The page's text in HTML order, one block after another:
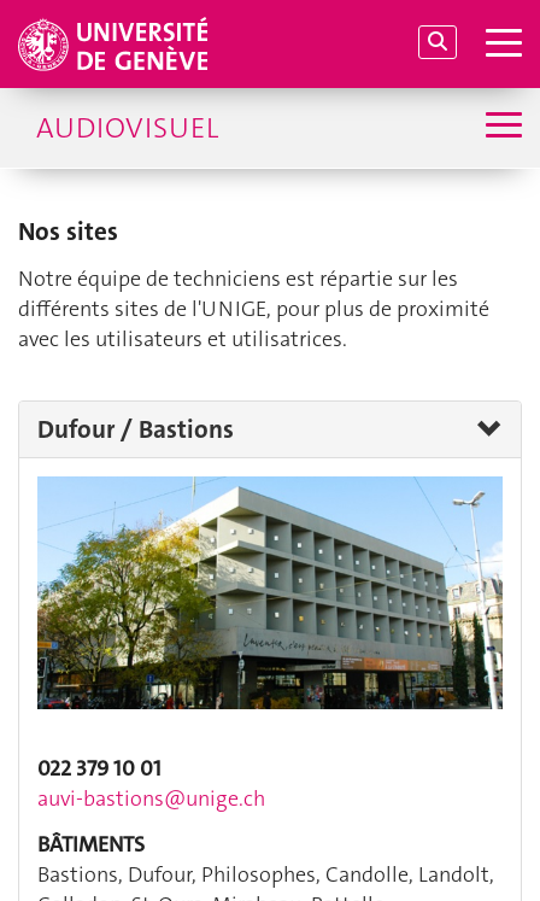
AUDIOVISUEL
Nos sites
Notre équipe de techniciens est répartie sur les
différents sites de l'UNIGE, pour plus de proximité
avec les utilisateurs et utilisatrices.
Dufour / Bastions
022 379 10 01
auvi-bastions@unige.ch
BÂTIMENTS
Bastions, Dufour, Philosophes, Candolle, Landolt,